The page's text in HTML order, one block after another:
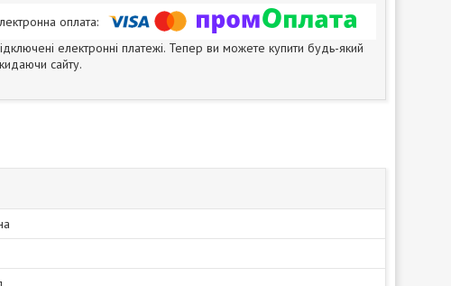
електронні платежі. Тепер ви можете купити будь-який
сайту.